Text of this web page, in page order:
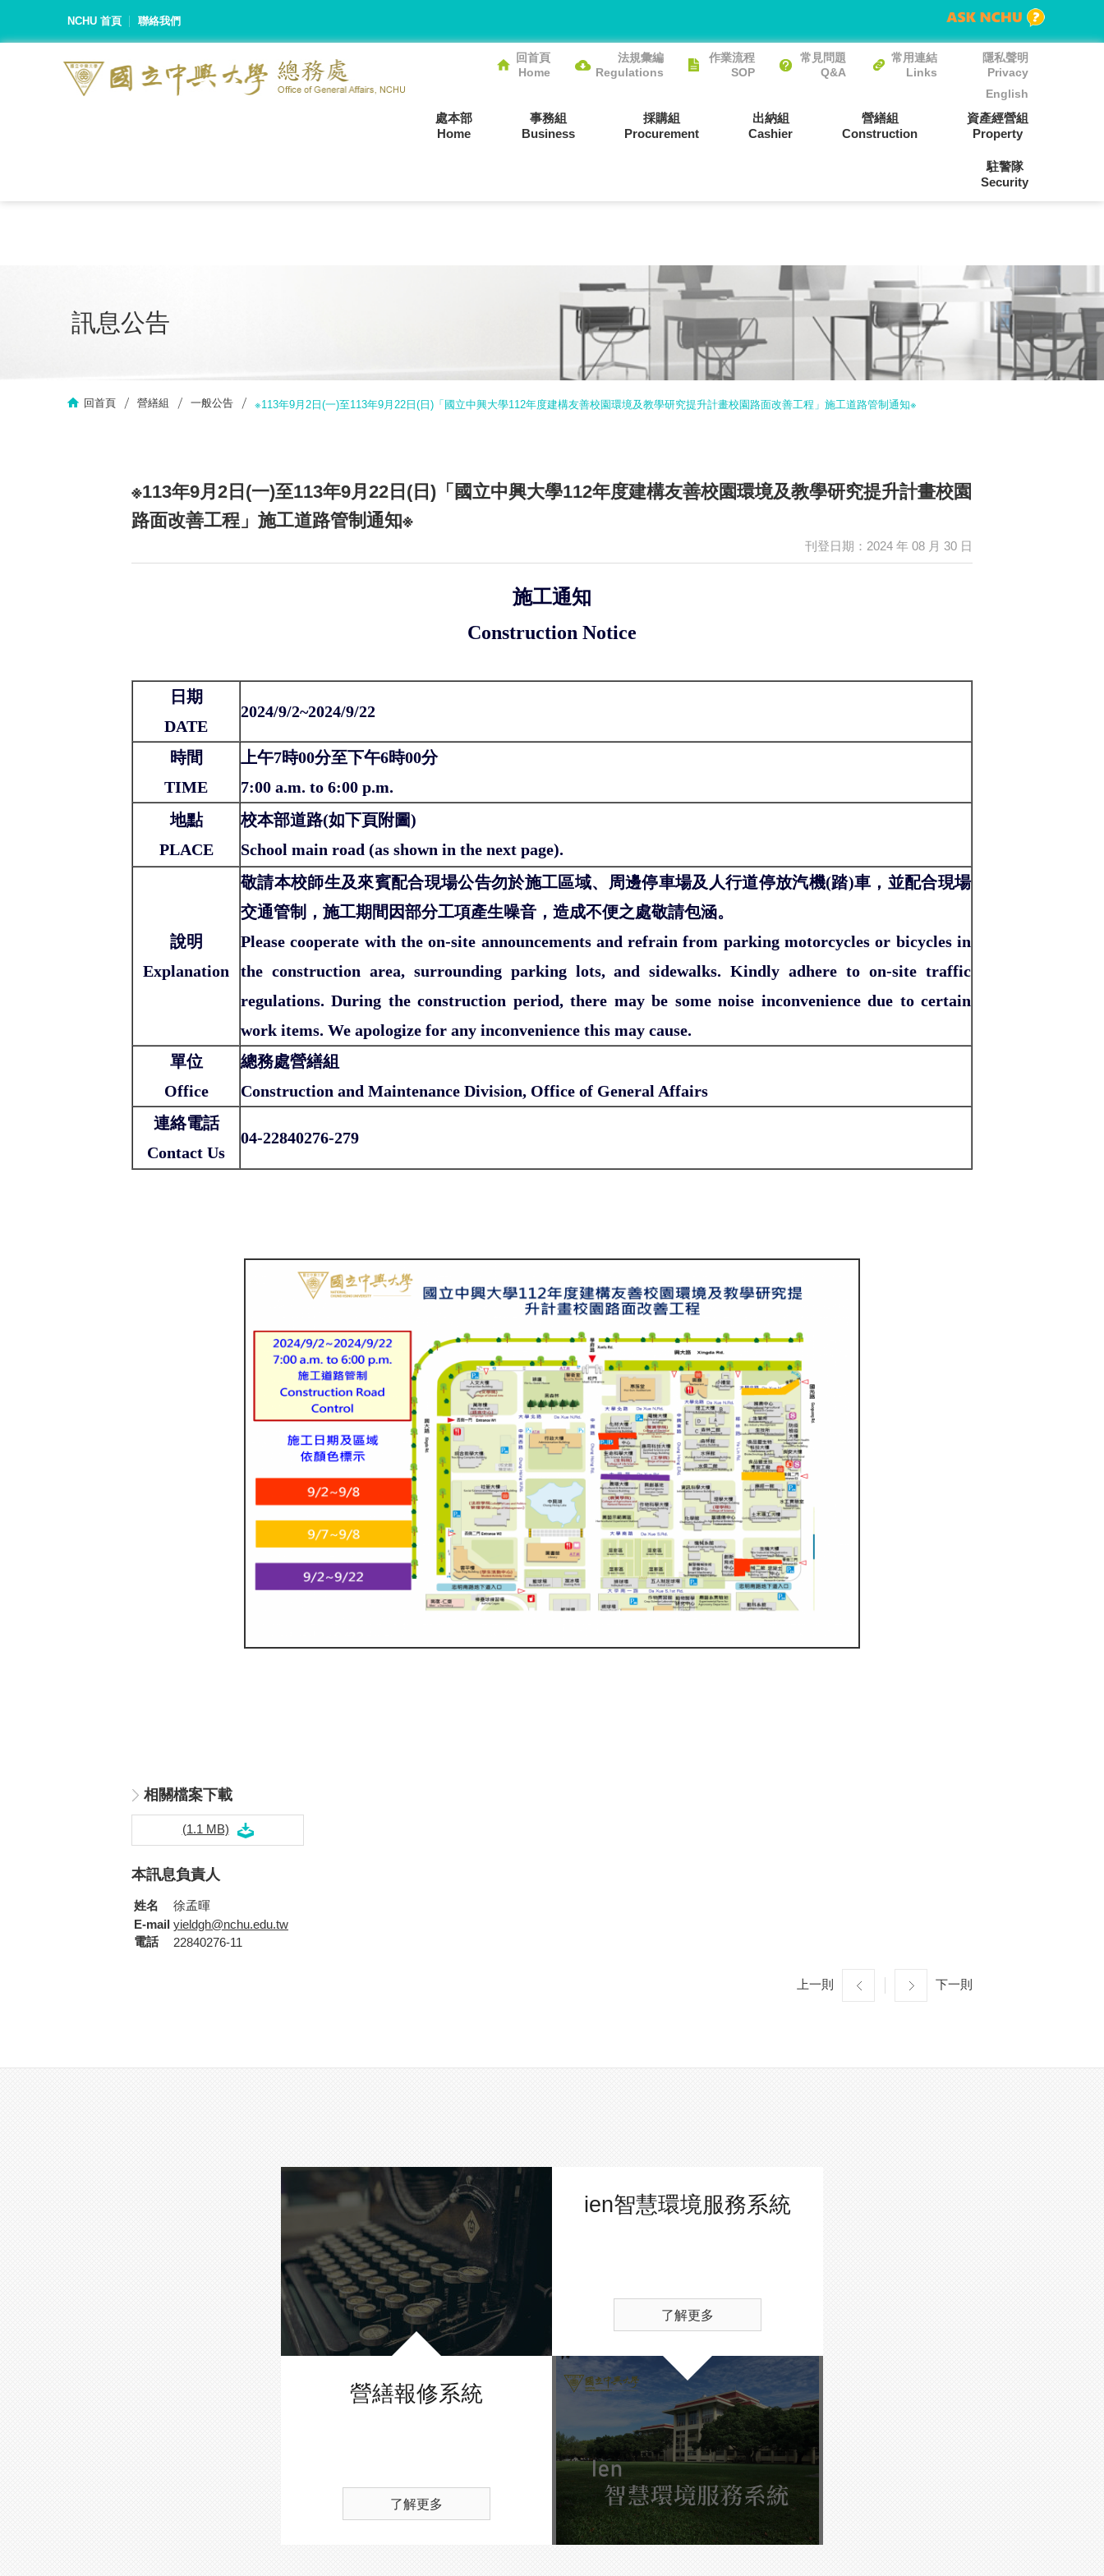
NCHU 首頁 聯絡我們
回首頁
Home
法規彙編
Regulations
作業流程
SOP
常見問題
Q&A
常用連結
Links
隱私聲明
Privacy
English
處本部
Home
事務組
Business
採購組
Procurement
出納組
Cashier
營繕組
Construction
資產經營組
Property
駐警隊
Security
訊息公告
回首頁 營繕組 一般公告 ※113年9月2日(一)至113年9月22日(日)「國立中興大學112年度建構友善校園環境及教學研究提升計畫校園路面改善工程」施工道路管制通知※
※113年9月2日(一)至113年9月22日(日)「國立中興大學112年度建構友善校園環境及教學研究提升計畫校園
路面改善工程」施工道路管制通知※
刊登日期：2024 年 08 月 30 日
施工通知
Construction Notice
日期
DATE
2024/9/2~2024/9/22
時間
TIME
上午7時00分至下午6時00分
7:00 a.m. to 6:00 p.m.
地點
PLACE
校本部道路(如下頁附圖)
School main road (as shown in the next page).
說明
Explanation
敬請本校師生及來賓配合現場公告勿於施工區域、周邊停車場及人行道停放汽機(踏)車，並配合現場
交通管制，施工期間因部分工項產生噪音，造成不便之處敬請包涵。
Please cooperate with the on-site announcements and refrain from parking motorcycles or bicycles in
the construction area, surrounding parking lots, and sidewalks. Kindly adhere to on-site traffic
regulations. During the construction period, there may be some noise inconvenience due to certain
work items. We apologize for any inconvenience this may cause.
單位
Office
總務處營繕組
Construction and Maintenance Division, Office of General Affairs
連絡電話
Contact Us
04-22840276-279
相關檔案下載
(1.1 MB)
本訊息負責人
姓名
徐孟暉
E-mail yieldgh@nchu.edu.tw
電話
22840276-11
上一則 下一則
營繕報修系統
了解更多
ien智慧環境服務系統
了解更多